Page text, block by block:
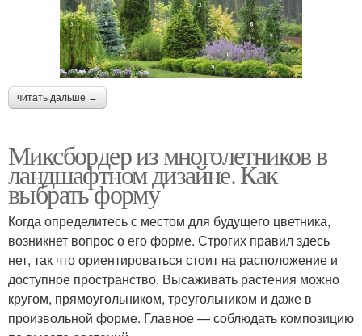
читать дальше →
Миксбордер из многолетников в
ландшафтном дизайне. Как
выбрать форму
Когда определитесь с местом для будущего цветника,
возникнет вопрос о его форме. Строгих правил здесь
нет, так что ориентироваться стоит на расположение и
доступное пространство. Высаживать растения можно
кругом, прямоугольником, треугольником и даже в
произвольной форме. Главное — соблюдать композицию